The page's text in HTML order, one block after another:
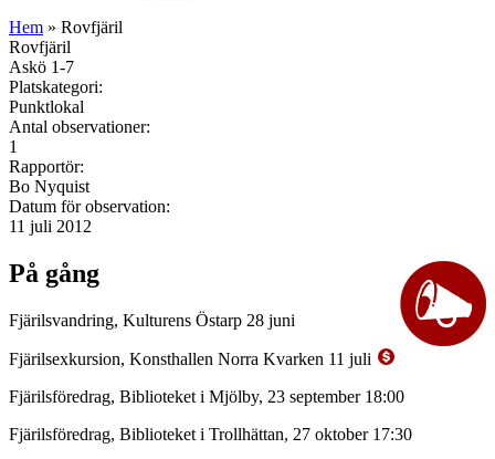
Hem » Rovfjäril
Rovfjäril
Askö 1-7
Platskategori:
Punktlokal
Antal observationer:
1
Rapportör:
Bo Nyquist
Datum för observation:
11 juli 2012
På gång
Fjärilsvandring, Kulturens Östarp 28 juni
Fjärilsexkursion, Konsthallen Norra Kvarken 11 juli
Fjärilsföredrag, Biblioteket i Mjölby, 23 september 18:00
Fjärilsföredrag, Biblioteket i Trollhättan, 27 oktober 17:30